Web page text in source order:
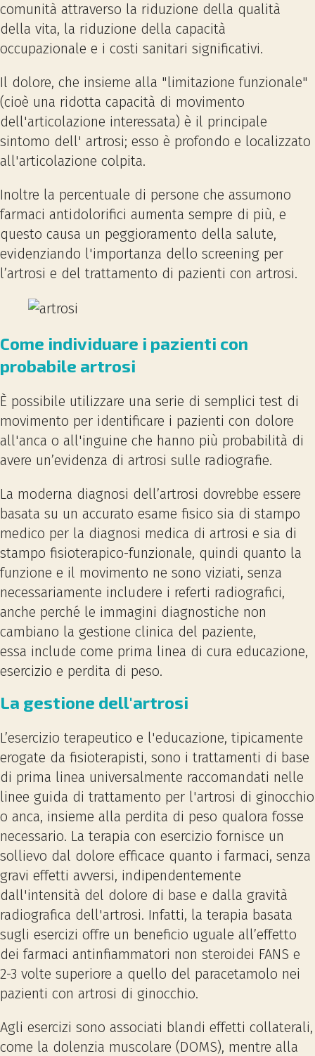
comunità attraverso la riduzione della qualità
della vita, la riduzione della capacità
occupazionale e i costi sanitari significativi.
Il dolore, che insieme alla "limitazione funzionale"
(cioè una ridotta capacità di movimento
dell'articolazione interessata) è il principale
sintomo dell' artrosi; esso è profondo e localizzato
all'articolazione colpita.
Inoltre la percentuale di persone che assumono
farmaci antidolorifici aumenta sempre di più, e
questo causa un peggioramento della salute,
evidenziando l'importanza dello screening per
l’artrosi e del trattamento di pazienti con artrosi.
Come individuare i pazienti con
probabile artrosi
È possibile utilizzare una serie di semplici test di
movimento per identificare i pazienti con dolore
all'anca o all'inguine che hanno più probabilità di
avere un’evidenza di artrosi sulle radiografie.
La moderna diagnosi dell’artrosi dovrebbe essere
basata su un accurato esame fisico sia di stampo
medico per la diagnosi medica di artrosi e sia di
stampo fisioterapico-funzionale, quindi quanto la
funzione e il movimento ne sono viziati, senza
necessariamente includere i referti radiografici,
anche perché le immagini diagnostiche non
cambiano la gestione clinica del paziente,
essa include come prima linea di cura educazione,
esercizio e perdita di peso.
La gestione dell'artrosi
L’esercizio terapeutico e l'educazione, tipicamente
erogate da fisioterapisti, sono i trattamenti di base
di prima linea universalmente raccomandati nelle
linee guida di trattamento per l'artrosi di ginocchio
o anca, insieme alla perdita di peso qualora fosse
necessario. La terapia con esercizio fornisce un
sollievo dal dolore efficace quanto i farmaci, senza
gravi effetti avversi, indipendentemente
dall'intensità del dolore di base e dalla gravità
radiografica dell'artrosi. Infatti, la terapia basata
sugli esercizi offre un beneficio uguale all’effetto
dei farmaci antinfiammatori non steroidei FANS e
2-3 volte superiore a quello del paracetamolo nei
pazienti con artrosi di ginocchio.
Agli esercizi sono associati blandi effetti collaterali,
come la dolenzia muscolare (DOMS), mentre alla